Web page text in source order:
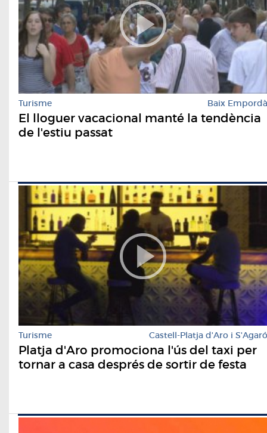
Turisme Baix Empordà
El lloguer vacacional manté la tendència
de l'estiu passat
Turisme Castell-Platja d'Aro i S'Agaró
Platja d'Aro promociona l'ús del taxi per
tornar a casa després de sortir de festa